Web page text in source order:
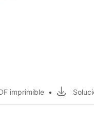
imprimible •